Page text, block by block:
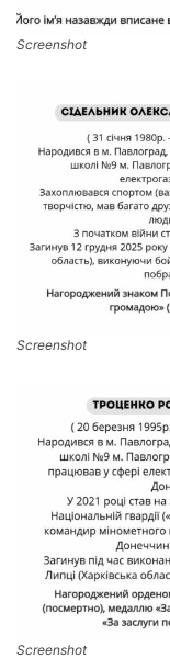
Screenshot
Screenshot
Screenshot